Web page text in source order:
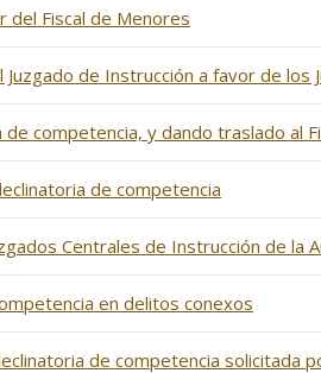
del Fiscal de Menores
de Instrucción a favor de los
competencia, y dando traslado al
de competencia
Centrales de Instrucción de la
en delitos conexos
de competencia solicitada